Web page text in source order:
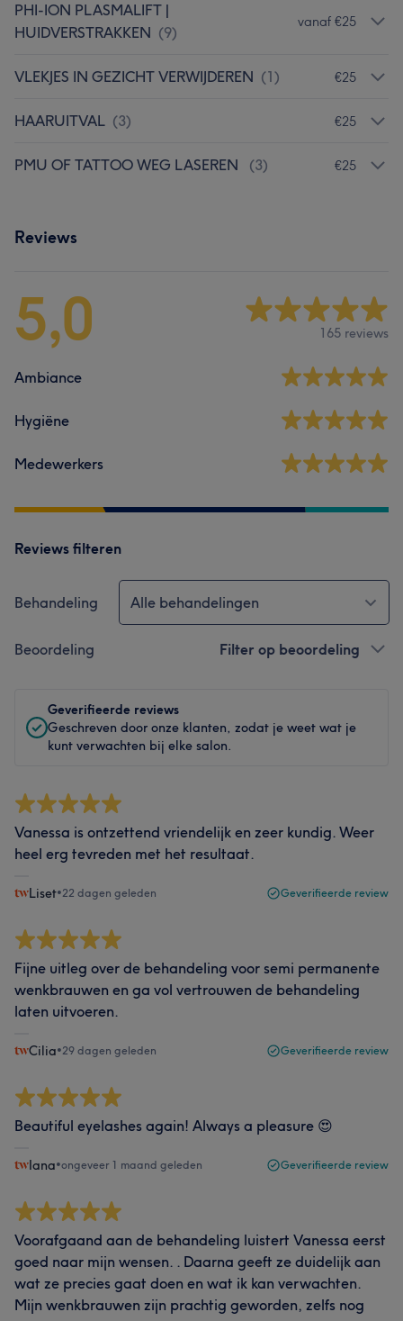
PHI-ION PLASMALIFT |
HUIDVERSTRAKKEN (9)
vanaf €25
VLEKJES IN GEZICHT VERWIJDEREN (1) €25
HAARUITVAL (3) €25
PMU OF TATTOO WEG LASEREN (3) €25
Reviews
5,0 165 reviews
Ambiance
Hygiëne
Medewerkers
Reviews filteren
Behandeling Alle behandelingen
Beoordeling Filter op beoordeling
Geverifieerde reviews
Geschreven door onze klanten, zodat je weet wat je
kunt verwachten bij elke salon.
Vanessa is ontzettend vriendelijk en zeer kundig. Weer
heel erg tevreden met het resultaat.
Liset•22 dagen geleden Geverifieerde review
Fijne uitleg over de behandeling voor semi permanente
wenkbrauwen en ga vol vertrouwen de behandeling
laten uitvoeren.
Cilia•29 dagen geleden Geverifieerde review
Beautiful eyelashes again! Always a pleasure 😍
Iana•ongeveer 1 maand geleden Geverifieerde review
Voorafgaand aan de behandeling luistert Vanessa eerst
goed naar mijn wensen. . Daarna geeft ze duidelijk aan
wat ze precies gaat doen en wat ik kan verwachten.
Mijn wenkbrauwen zijn prachtig geworden, zelfs nog